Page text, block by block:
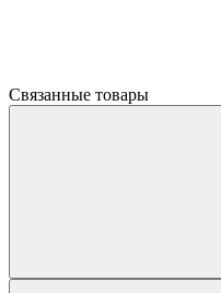
Связанные товары